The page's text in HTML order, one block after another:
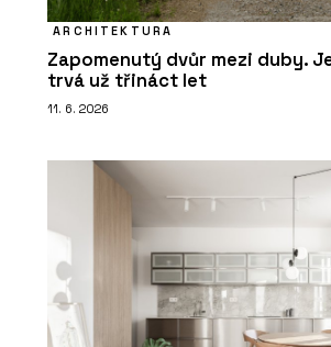
ARCHITEKTURA
Zapomenutý dvůr mezi duby.
trvá už třináct let
11. 6. 2026